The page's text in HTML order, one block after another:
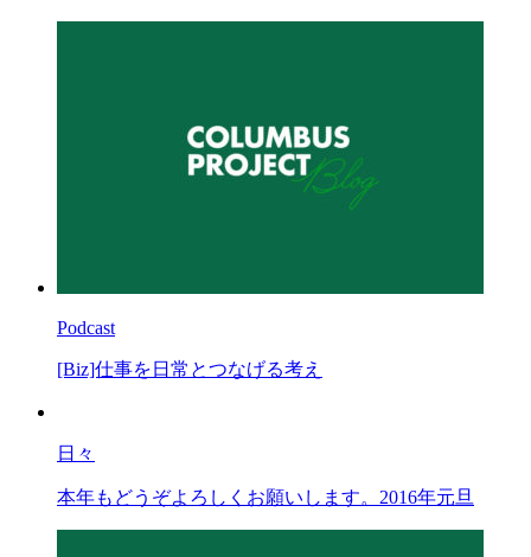
Podcast
[Biz]仕事を日常とつなげる考え
日々
本年もどうぞよろしくお願いします。2016年元旦